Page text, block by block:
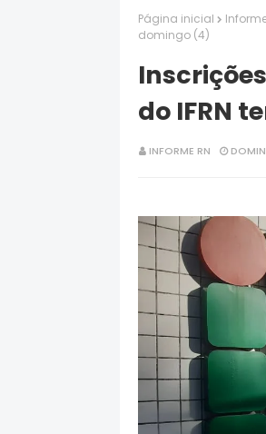
Página inicial
domingo (4)
do IFRN
INFORME RN